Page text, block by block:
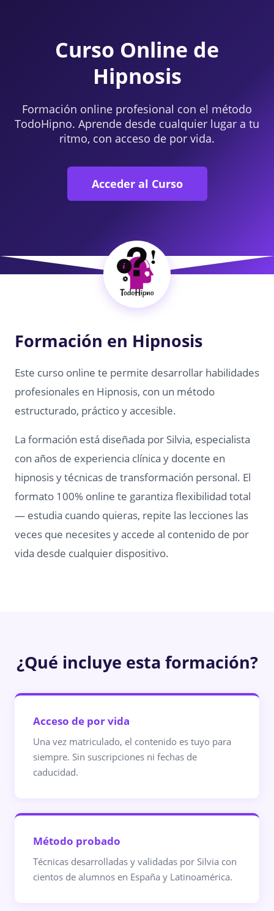
Curso Online de
Hipnosis
Formación online profesional con el método
TodoHipno. Aprende desde cualquier lugar a tu
ritmo, con acceso de por vida.
Acceder al Curso
Formación en Hipnosis
Este curso online te permite desarrollar habilidades
profesionales en Hipnosis, con un método
estructurado, práctico y accesible.
La formación está diseñada por Silvia, especialista
con años de experiencia clínica y docente en
hipnosis y técnicas de transformación personal. El
formato 100% online te garantiza flexibilidad total
— estudia cuando quieras, repite las lecciones las
veces que necesites y accede al contenido de por
vida desde cualquier dispositivo.
¿Qué incluye esta formación?
Acceso de por vida
Una vez matriculado, el contenido es tuyo para
siempre. Sin suscripciones ni fechas de
caducidad.
Método probado
Técnicas desarrolladas y validadas por Silvia con
cientos de alumnos en España y Latinoamérica.